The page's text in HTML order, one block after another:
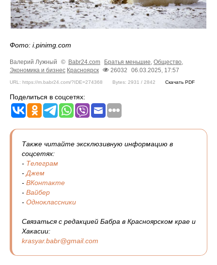
Фото: i.pinimg.com
Валерий Лужный © Babr24.com Братья меньшие Общество
Экономика и бизнес Красноярск 26032 06.03.2025, 17:57
URL: https://m.babr24.com/?IDE=274368 Bytes: 2931 / 2842 Скачать PDF
Поделиться в соцсетях:
Также читайте эксклюзивную информацию в
соцсетях:
- Телеграм
- Джем
- ВКонтакте
- Вайбер
- Одноклассники
Связаться с редакцией Бабра в Красноярском крае и
Хакасии:
krasyar.babr@gmail.com